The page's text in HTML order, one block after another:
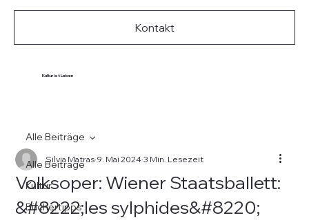
Kultur ist Leben
Kontakt
Alle Beiträge
Kultur
Büchertipps
Alle Beiträge
Volksoper: Wiener Staatsballett:
&#8222;les sylphides&#8220;
Silvia Matras 9. Mai 2024 3 Min. Lesezeit